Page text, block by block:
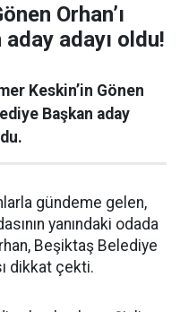
Orhan’ı
adayı oldu!
Keskin’in Gönen
Başkan aday
gündeme gelen,
yanındaki odada
Beşiktaş Belediye
dikkat çekti.